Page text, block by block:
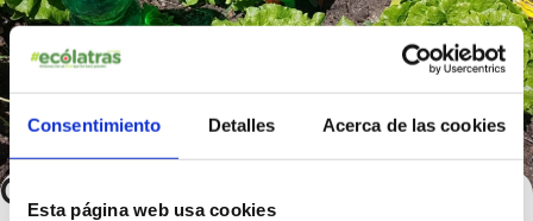
Consentimiento Detalles Acerca de las cookies
Esta página web usa cookies
Creando Huertanza